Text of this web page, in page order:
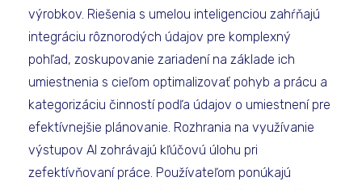
výrobkov. Riešenia s umelou inteligenciou zahŕňajú
integráciu rôznorodých údajov pre komplexný
pohľad, zoskupovanie zariadení na základe ich
umiestnenia s cieľom optimalizovať pohyb a prácu a
kategorizáciu činností podľa údajov o umiestnení pre
efektívnejšie plánovanie. Rozhrania na využívanie
výstupov AI zohrávajú kľúčovú úlohu pri
zefektívňovaní práce. Používateľom ponúkajú